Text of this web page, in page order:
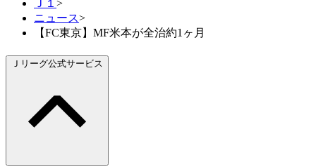
Ｊ１ >
ニュース>
【FC東京】MF米本が全治約1ヶ月
Ｊリーグ公式サービス